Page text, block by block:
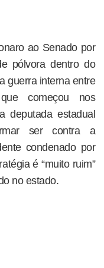
ao Senado por
pólvora dentro do
guerra interna entre
começou nos
deputada estadual
ser contra a
condenado por
é “muito ruim”
no estado.